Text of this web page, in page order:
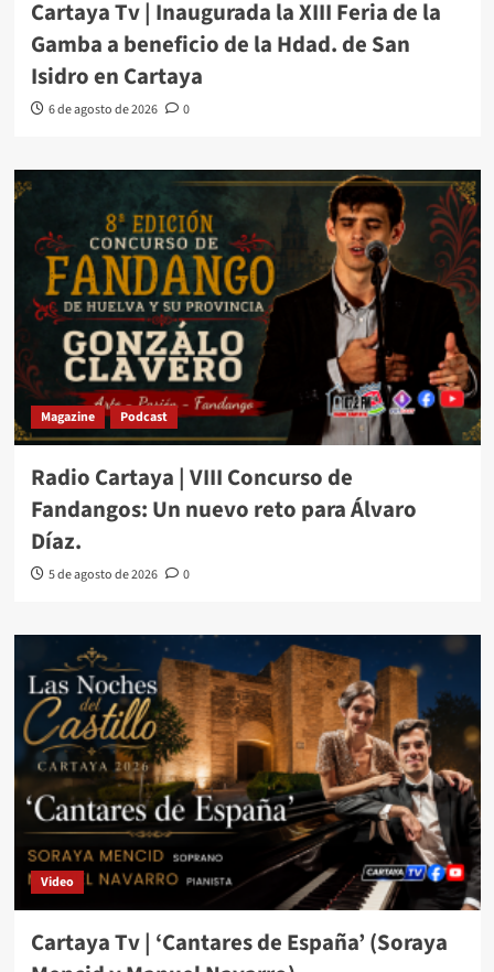
Cartaya Tv | Inaugurada la XIII Feria de la
Gamba a beneficio de la Hdad. de San
Isidro en Cartaya
6 de agosto de 2026 0
Magazine Podcast
Radio Cartaya | VIII Concurso de
Fandangos: Un nuevo reto para Álvaro
Díaz.
5 de agosto de 2026 0
Video
Cartaya Tv | ‘Cantares de España’ (Soraya